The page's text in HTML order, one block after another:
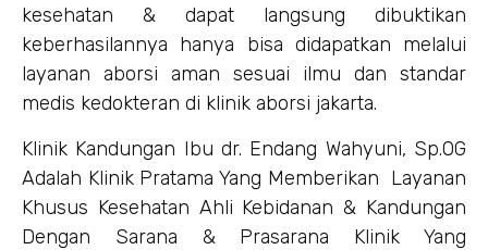
kesehatan & dapat langsung dibuktikan
keberhasilannya hanya bisa didapatkan melalui
layanan aborsi aman sesuai ilmu dan standar
medis kedokteran di klinik aborsi jakarta.
Klinik Kandungan Ibu dr. Endang Wahyuni, Sp.OG
Adalah Klinik Pratama Yang Memberikan Layanan
Khusus Kesehatan Ahli Kebidanan & Kandungan
Dengan Sarana & Prasarana Klinik Yang